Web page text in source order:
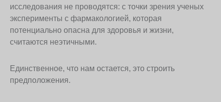
исследования не проводятся: с точки зрения ученых
эксперименты с фармакологией, которая
потенциально опасна для здоровья и жизни,
считаются неэтичными.
Единственное, что нам остается, это строить
предположения.